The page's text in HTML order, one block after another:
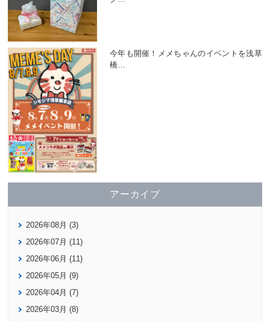
今年も開催！メメちゃんのイベントを浅草
橋…
アーカイブ
2026年08月 (3)
2026年07月 (11)
2026年06月 (11)
2026年05月 (9)
2026年04月 (7)
2026年03月 (8)